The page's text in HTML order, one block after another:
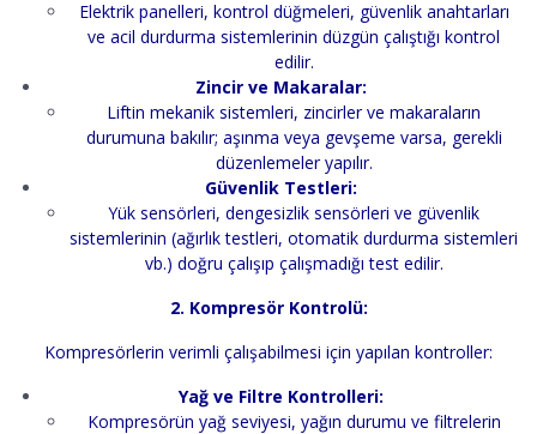
Elektrik panelleri, kontrol düğmeleri, güvenlik anahtarları
ve acil durdurma sistemlerinin düzgün çalıştığı kontrol
edilir.
Zincir ve Makaralar:
Liftin mekanik sistemleri, zincirler ve makaraların
durumuna bakılır; aşınma veya gevşeme varsa, gerekli
düzenlemeler yapılır.
Güvenlik Testleri:
Yük sensörleri, dengesizlik sensörleri ve güvenlik
sistemlerinin (ağırlık testleri, otomatik durdurma sistemleri
vb.) doğru çalışıp çalışmadığı test edilir.
2. Kompresör Kontrolü:
Kompresörlerin verimli çalışabilmesi için yapılan kontroller:
Yağ ve Filtre Kontrolleri:
Kompresörün yağ seviyesi, yağın durumu ve filtrelerin